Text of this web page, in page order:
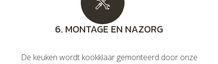
6. MONTAGE EN NAZORG
De keuken wordt kookklaar gemonteerd door onze